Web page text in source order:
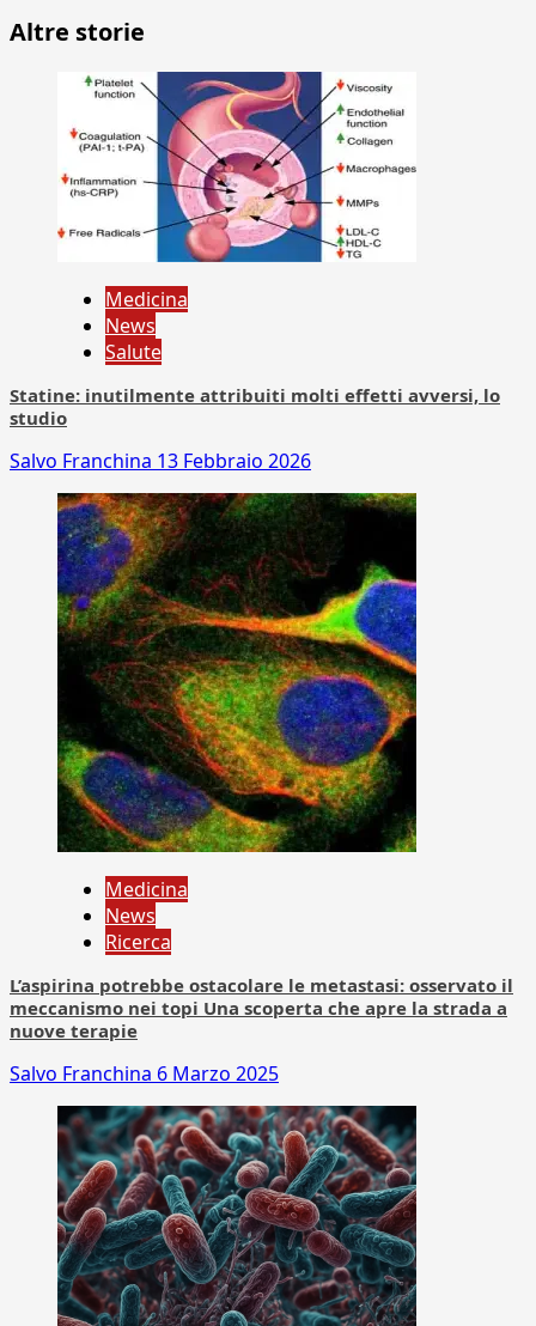
Altre storie
Medicina
News
Salute
Statine: inutilmente attribuiti molti effetti avversi, lo
studio
Salvo Franchina 13 Febbraio 2026
Medicina
News
Ricerca
L’aspirina potrebbe ostacolare le metastasi: osservato il
meccanismo nei topi Una scoperta che apre la strada a
nuove terapie
Salvo Franchina 6 Marzo 2025